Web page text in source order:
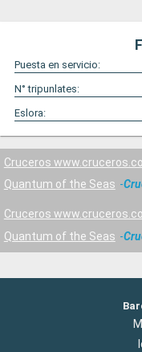
Puesta en servicio:
N° tripunlates:
Eslora:
Cruceros
Quantum of the Seas
Cruceros
Quantum of the Seas